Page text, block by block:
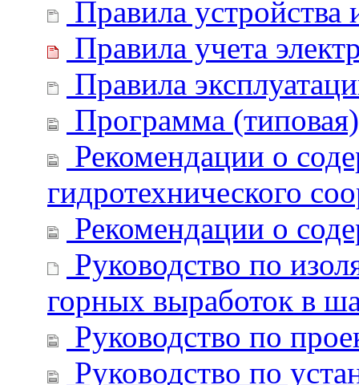
Правила
Правила учета
Правила
Программа
Рекомендации о
гидротехнического
Рекомендации о
Руководство по
горных выработок в
Руководство по
Руководство по